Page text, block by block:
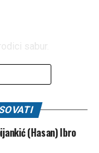
sabur.
Share
(Hasan) Ibro